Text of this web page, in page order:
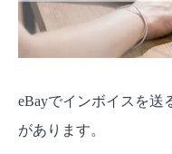
eBayでインボイスを送
があります。